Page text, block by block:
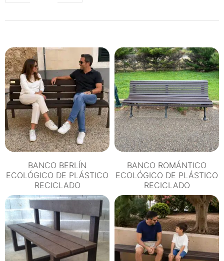
ECOLÓGICO
PLÁSTICO
RECICLADO
cantidad
BANCO BERLÍN
ECOLÓGICO DE PLÁSTICO
RECICLADO
BANCO ROMÁNTICO
ECOLÓGICO DE PLÁSTICO
RECICLADO